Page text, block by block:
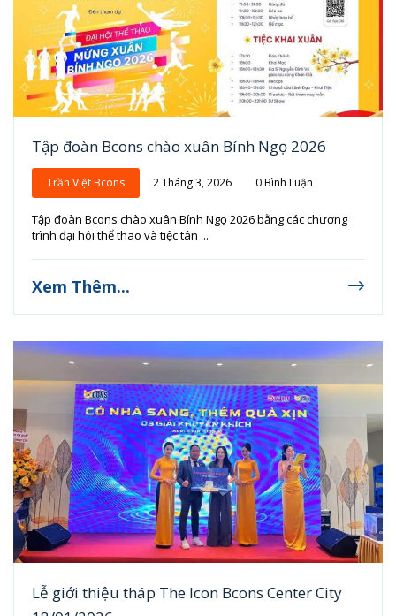
Tập đoàn Bcons chào xuân Bính Ngọ 2026
Trần Việt Bcons 2 Tháng 3, 2026 0 Bình Luận
Tập đoàn Bcons chào xuân Bính Ngọ 2026 bằng các chương
trình đại hôi thể thao và tiệc tân ...
Xem Thêm...
Lễ giới thiệu tháp The Icon Bcons Center City